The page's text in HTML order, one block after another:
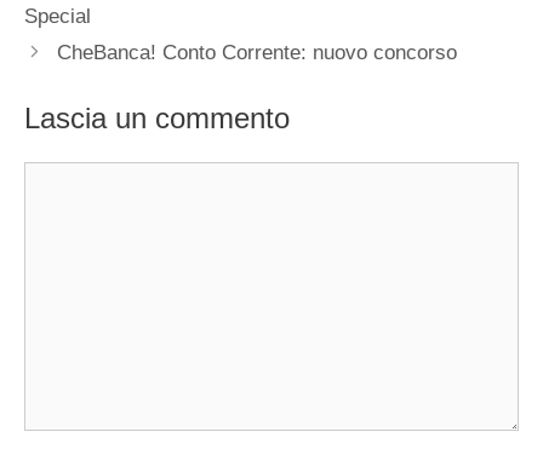
Special
CheBanca! Conto Corrente: nuovo concorso
Lascia un commento